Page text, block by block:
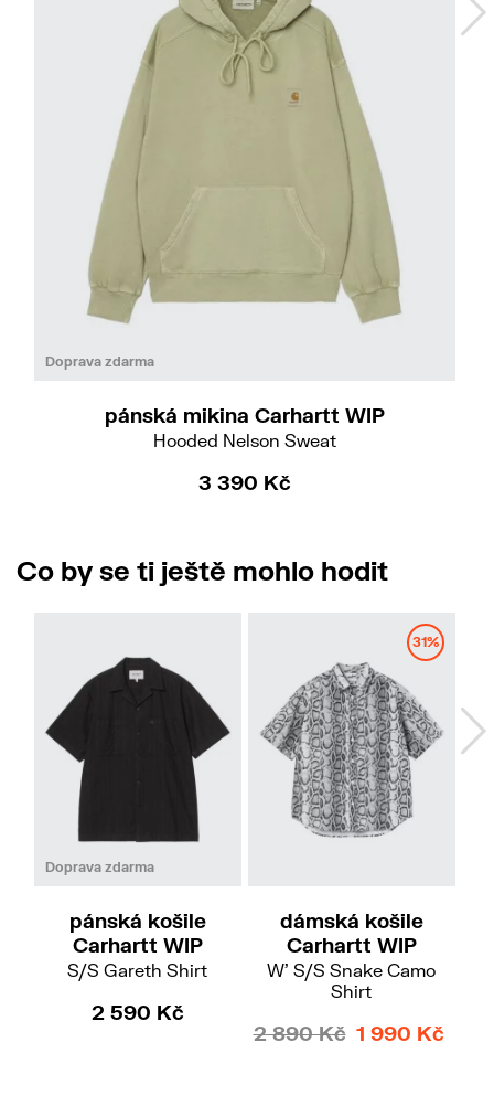
Doprava zdarma
pánská mikina Carhartt WIP
Hooded Nelson Sweat
3 390 Kč
Co by se ti ještě mohlo hodit
Doprava zdarma
SML
pánská košile
Carhartt WIP
S/S Gareth Shirt
2 590 Kč
31%
dámská košile
Carhartt WIP
W' S/S Snake Camo
Shirt
2 890 Kč 1 990 Kč